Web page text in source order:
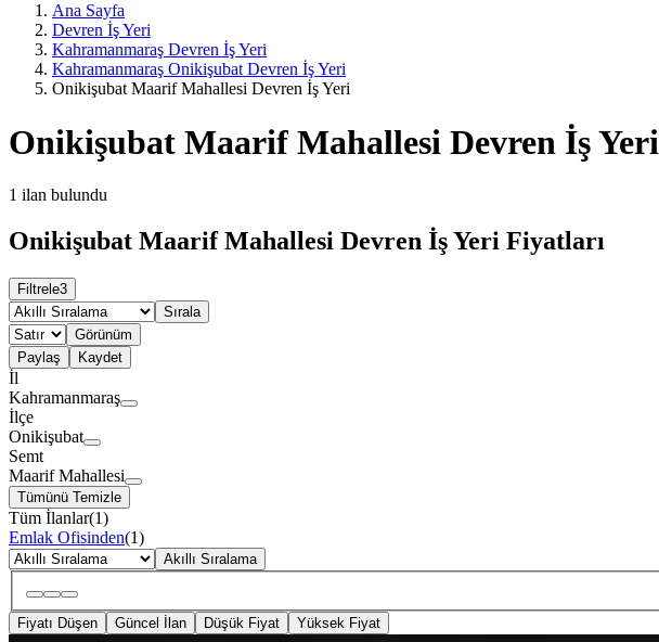
Ana Sayfa
Devren İş Yeri
Kahramanmaraş Devren İş Yeri
Kahramanmaraş Onikişubat Devren İş Yeri
Onikişubat Maarif Mahallesi Devren İş Yeri
Onikişubat Maarif Mahallesi Devren İş Yeri
1 ilan bulundu
Onikişubat Maarif Mahallesi Devren İş Yeri Fiyatları
Filtrele3
Sırala
Görünüm
Paylaş
Kaydet
İl
Kahramanmaraş
İlçe
Onikişubat
Semt
Maarif Mahallesi
Tümünü Temizle
Tüm İlanlar(1)
Emlak Ofisinden(1)
Akıllı Sıralama
Fiyatı Düşen Güncel İlan Düşük Fiyat Yüksek Fiyat